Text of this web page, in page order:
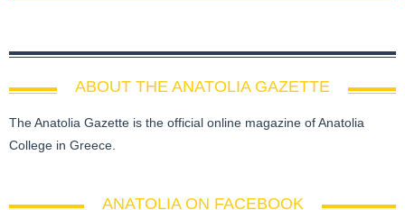
ABOUT THE ANATOLIA GAZETTE
The Anatolia Gazette is the official online magazine of Anatolia
College in Greece.
ANATOLIA ON FACEBOOK